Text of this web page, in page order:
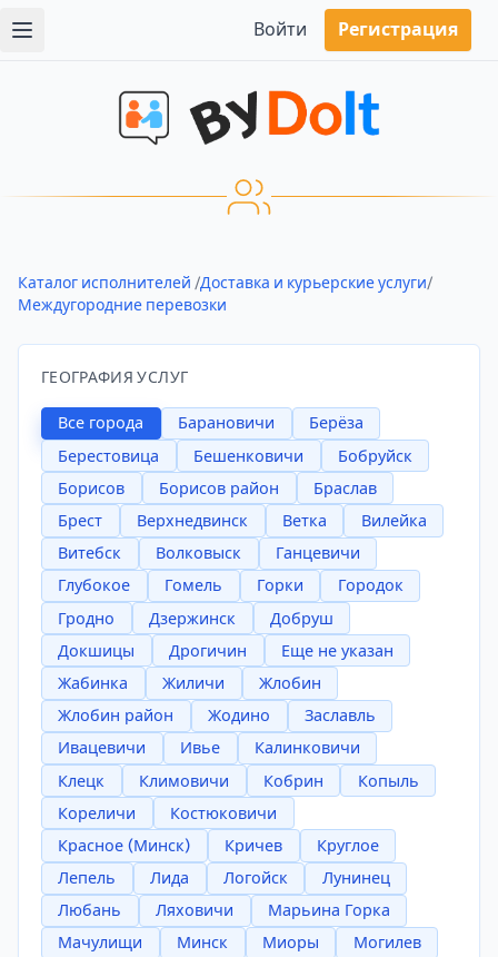
Войти Регистрация
Каталог исполнителей /Доставка и курьерские услуги/
Междугородние перевозки
ГЕОГРАФИЯ УСЛУГ
Все города Барановичи
Берёза
Берестовица
Бешенковичи
Бобруйск
Борисов
Борисов район
Браслав
Брест
Верхнедвинск Ветка
Вилейка
Витебск
Волковыск
Ганцевичи
Глубокое
Гомель Горки
Городок
Гродно
Дзержинск
Добруш
Докшицы
Дрогичин
Еще не указан
Жабинка
Жиличи
Жлобин
Жлобин район
Жодино
Заславль
Ивацевичи
Ивье
Калинковичи
Клецк
Климовичи Кобрин
Копыль
Кореличи
Костюковичи
Красное (Минск)
Кричев
Круглое
Лепель
Лида Логойск
Лунинец
Любань
Ляховичи
Марьина Горка
Мачулищи
Минск Миоры
Могилев